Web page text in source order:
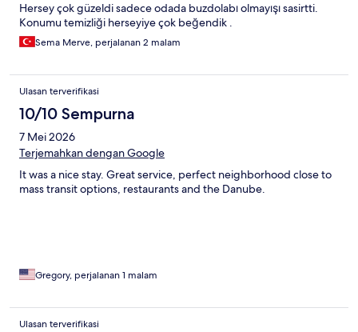
Hersey çok güzeldi sadece odada buzdolabı olmayışı sasirtti.
Konumu temizliği herseyiye çok beğendik .
Sema Merve, perjalanan 2 malam
Ulasan terverifikasi
10/10 Sempurna
7 Mei 2026
Terjemahkan dengan Google
It was a nice stay. Great service, perfect neighborhood close to
mass transit options, restaurants and the Danube.
Gregory, perjalanan 1 malam
Ulasan terverifikasi